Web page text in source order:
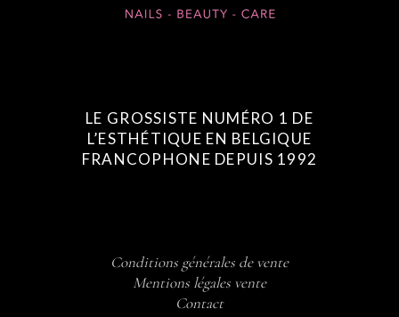
LE GROSSISTE NUMÉRO 1 DE
L’ESTHÉTIQUE EN BELGIQUE
FRANCOPHONE DEPUIS 1992
Conditions générales de vente
Mentions légales vente
Contact